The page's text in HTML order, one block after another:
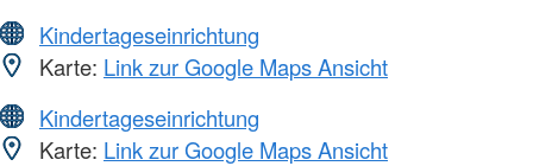
Kindertageseinrichtung
Karte: Link zur Google Maps Ansicht
Kindertageseinrichtung
Karte: Link zur Google Maps Ansicht